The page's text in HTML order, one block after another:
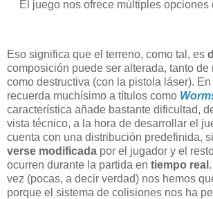
El juego nos ofrece múltiples
Eso significa que el terreno, como tal, es
composición puede ser alterada, tanto de
como destructiva (con la pistola láser).
recuerda muchísimo a títulos como
característica añade bastante dificultad,
vista técnico, a la hora de desarrollar el
cuenta con una distribución predefinida,
verse modificada por el jugador y el
ocurren durante la partida en tiempo real
vez (pocas, a decir verdad) nos hemos
porque el sistema de colisiones nos ha